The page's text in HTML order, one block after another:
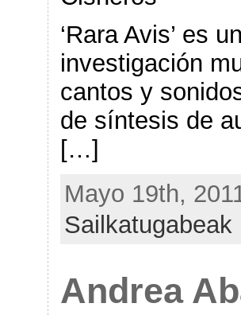
‘Rara Avis’ es
investigación
cantos y
de síntesis de
[…]
Mayo 19th,
Sailkatugabeak
Andrea